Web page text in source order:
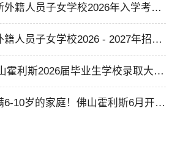
外籍人员子女学校2026年入学考试
籍人员子女学校2026 - 2027年招生
霍利斯2026届毕业生学校录取大丰
多元升学与个性化发展
6-10岁的家庭！佛山霍利斯6月开放